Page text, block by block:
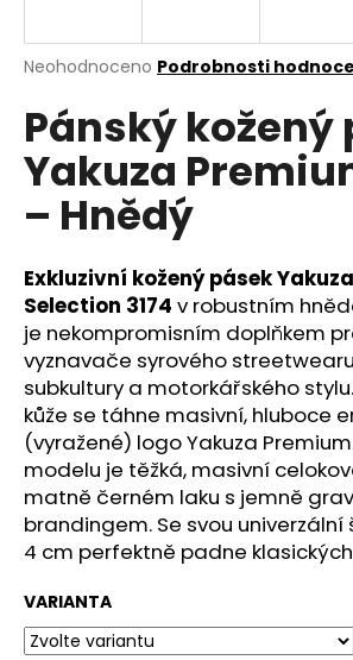
Průměrné
produktu
je
0,0
z
hvězdiček.
Neohodnoceno Podrobnosti
Pánský kožený
Yakuza
– Hnědý
Exkluzivní kožený pásek
Selection 3174 v robustním
je nekompromisním doplňkem
vyznavače syrového
subkultury a motorkářského
kůže se táhne masivní, hluboce
(vyražené) logo Yakuza
modelu je těžká, masivní
matně černém laku s jemně
brandingem. Se svou univerzální
4 cm perfektně padne
VARIANTA
j
t
?
HLEDAT
D
o
p
o
r
u
č
u
j
e
m